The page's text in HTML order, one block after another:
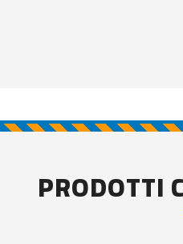
PRODOTTI